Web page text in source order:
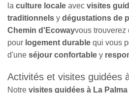
la culture locale avec visites
traditionnels y dégustations de
Chemin d'Ecowayvous trouverez
pour logement durable qui vous
d'une séjour confortable y
Activités et visites guidées
Notre visites guidées à La Palma